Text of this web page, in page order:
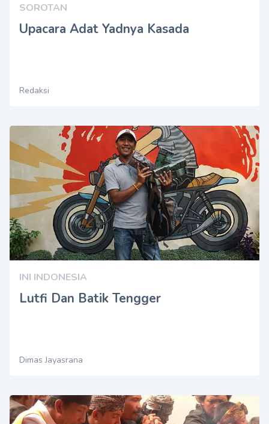
SOROTAN
Upacara Adat Yadnya Kasada
Redaksi
INI INDONESIA
Lutfi Dan Batik Tengger
Dimas Jayasrana